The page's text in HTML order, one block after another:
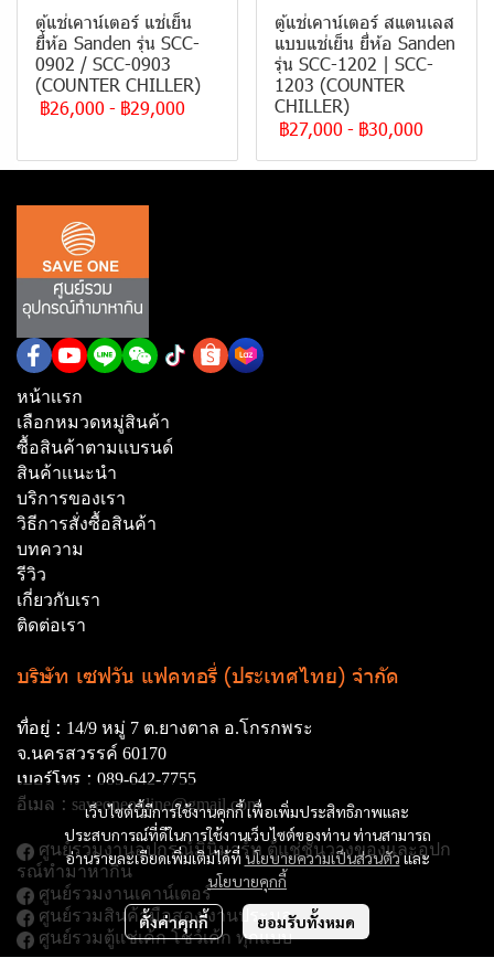
ตู้แช่เคาน์เตอร์ แช่เย็น
ยี่ห้อ Sanden รุ่น SCC-
0902 / SCC-0903
(COUNTER CHILLER)
฿26,000 - ฿29,000
ตู้แช่เคาน์เตอร์ สแตนเลส
แบบแช่เย็น ยี่ห้อ Sanden
รุ่น SCC-1202 | SCC-
1203 (COUNTER
CHILLER)
฿27,000 - ฿30,000
เว็บไซต์นี้มีการใช้งานคุกกี้ เพื่อเพิ่มประสิทธิภาพและ
ประสบการณ์ที่ดีในการใช้งานเว็บไซต์ของท่าน ท่านสามารถ
อ่านรายละเอียดเพิ่มเติมได้ที่ นโยบายความเป็นส่วนตัวและ
นโยบายคุกกี้
ตั้งค่าคุกกี้ ยอมรับทั้งหมด
หน้าเเรก
เลือกหมวดหมู่สินค้า
ซื้อสินค้าตามเเบรนด์
สินค้าเเนะนำ
บริการของเรา
วิธีการสั่งซื้อสินค้า
บทความ
รีวิว
เกี่ยวกับเรา
ติดต่อเรา
บริษัท เซฟวัน แฟคทอรี่ (ประเทศไทย) จำกัด
ที่อยู่ : 14/9 หมู่ 7 ต.ยางตาล อ.โกรกพระ
จ.นครสวรรค์ 60170
เบอร์โทร : 089-642-7755
อีเมล : saveoneonline@gmail.com
ศูนย์รวมงานอุปกรณ์มินิมาร์ท ตู้แช่ชั้นวางของและอุปก
รณ์ทํามาหากิน
ศูนย์รวมงานเคาน์เตอร์
ศูนย์รวมสินค้ามือสอง งานประมูล
ศูนย์รวมตู้แช่เค้ก โชว์เค้ก ทุกแบบ